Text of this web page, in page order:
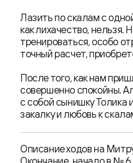
Лазить по скалам с
как лихачество, нельзя.
тренироваться, особо
точный расчет,
После того, как нам
совершенно спокойны.
с собой сынишку Толика
закалку и любовь к
Описание ходов на